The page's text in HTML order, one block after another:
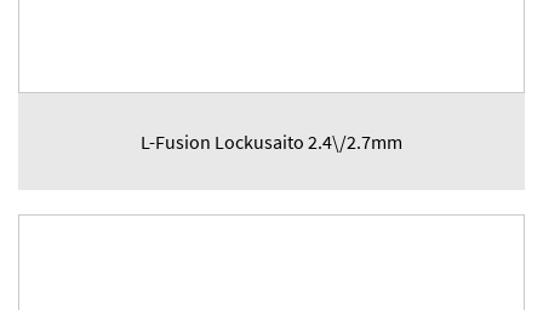
L-Fusion Lockusaito 2.4\/2.7mm